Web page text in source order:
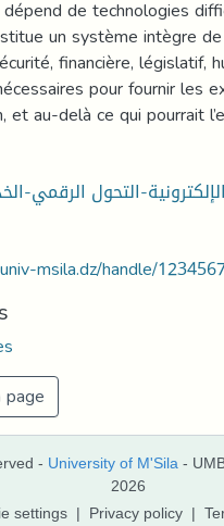
de technologies
un système intègre
financière, législatif,
pour fournir les
et au-delà ce qui pourrait
الإلكترونية-التحول الرقمي-
msila.dz/handle/
- University of M'Sila -
2026
settings | Privacy policy |